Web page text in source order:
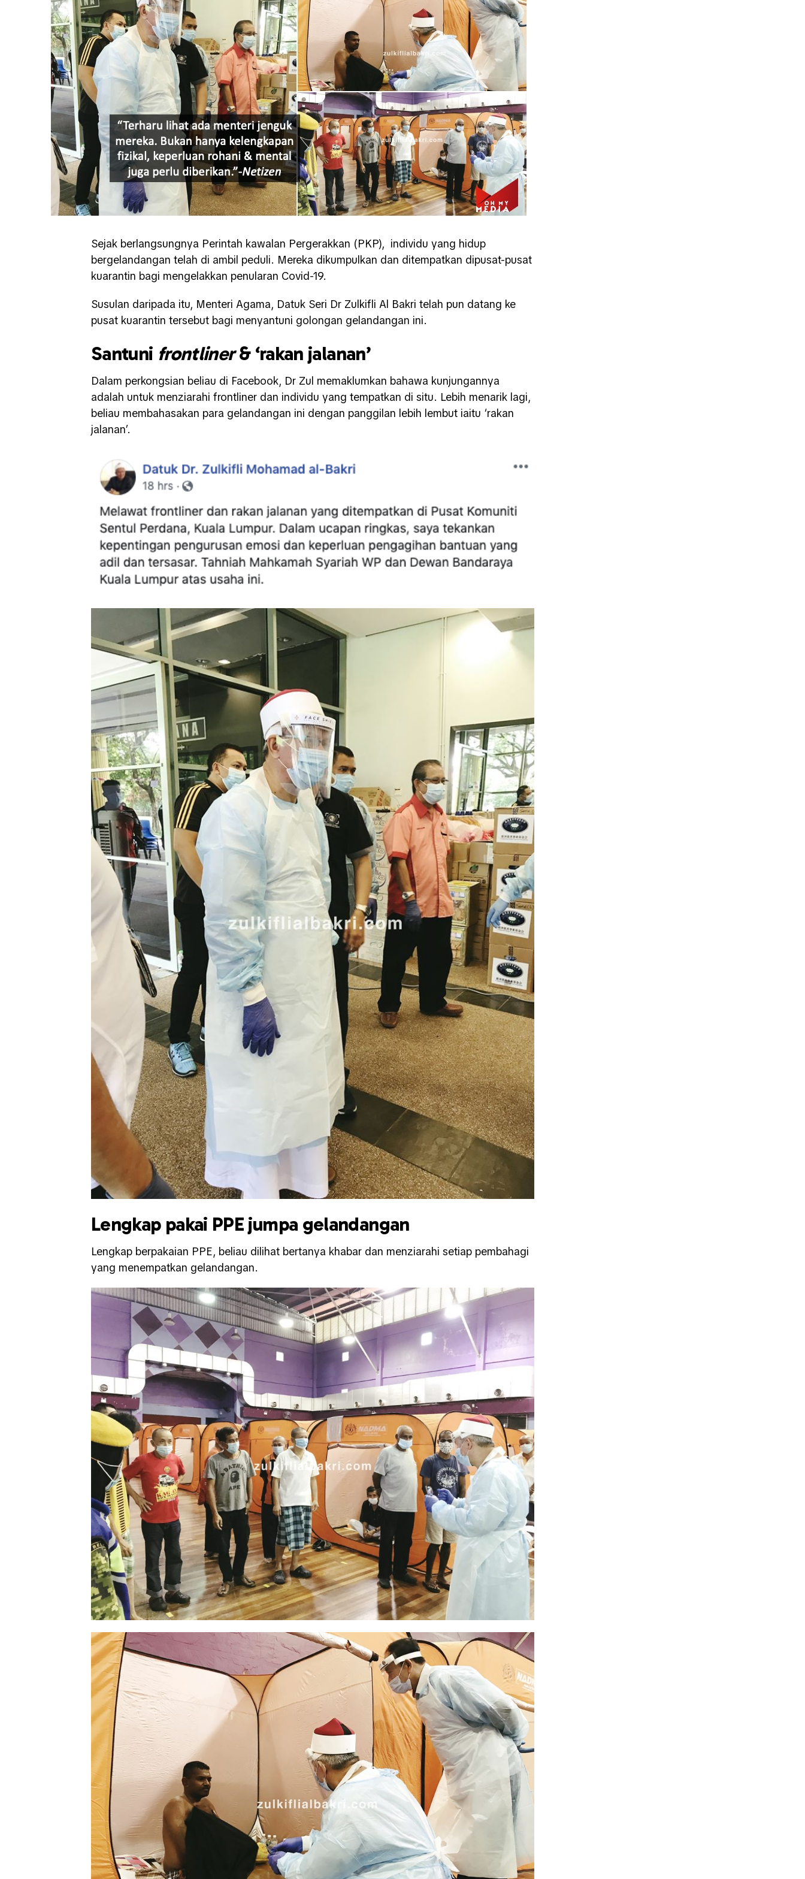
Sejak berlangsungnya Perintah kawalan Pergerakkan (PKP), individu yang hidup
bergelandangan telah di ambil peduli. Mereka dikumpulkan dan ditempatkan dipusat-pusat
kuarantin bagi mengelakkan penularan Covid-19.
Susulan daripada itu, Menteri Agama, Datuk Seri Dr Zulkifli Al Bakri telah pun datang ke
pusat kuarantin tersebut bagi menyantuni golongan gelandangan ini.
Santuni frontliner& ‘rakan jalanan’
Dalam perkongsian beliau di Facebook, Dr Zul memaklumkan bahawa kunjungannya
adalah untuk menziarahi frontliner dan individu yang tempatkan di situ. Lebih menarik lagi,
beliau membahasakan para gelandangan ini dengan panggilan lebih lembut iaitu ‘rakan
jalanan’.
Lengkap pakai PPE jumpa gelandangan
Lengkap berpakaian PPE, beliau dilihat bertanya khabar dan menziarahi setiap pembahagi
yang menempatkan gelandangan.